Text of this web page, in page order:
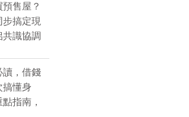
預售屋？
搞定現
識協調
讀，借錢
搞懂身
指南，